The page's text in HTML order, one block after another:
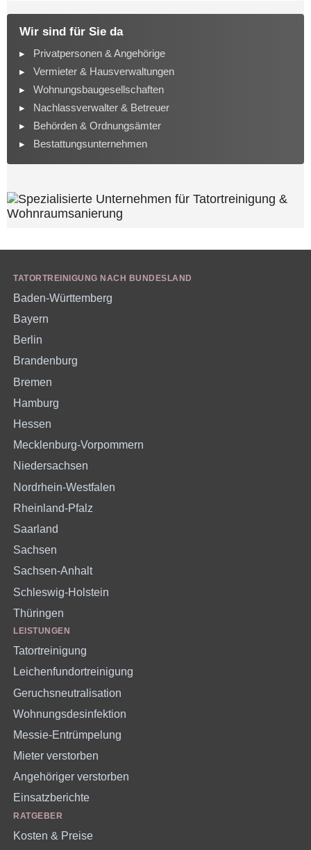
Wir sind für Sie da
Privatpersonen & Angehörige
Vermieter & Hausverwaltungen
Wohnungsbaugesellschaften
Nachlassverwalter & Betreuer
Behörden & Ordnungsämter
Bestattungsunternehmen
TATORTREINIGUNG NACH BUNDESLAND
Baden-Württemberg
Bayern
Berlin
Brandenburg
Bremen
Hamburg
Hessen
Mecklenburg-Vorpommern
Niedersachsen
Nordrhein-Westfalen
Rheinland-Pfalz
Saarland
Sachsen
Sachsen-Anhalt
Schleswig-Holstein
Thüringen
LEISTUNGEN
Tatortreinigung
Leichenfundortreinigung
Geruchsneutralisation
Wohnungsdesinfektion
Messie-Entrümpelung
Mieter verstorben
Angehöriger verstorben
Einsatzberichte
RATGEBER
Kosten & Preise